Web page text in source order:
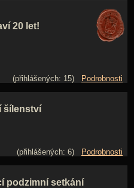
20 let!
(přihlášených: 15)
Podrobnosti
šílenství
(přihlášených: 6)
Podrobnosti
podzimní setkání